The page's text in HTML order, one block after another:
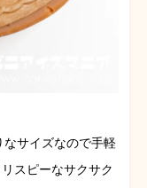
サイズなので手軽
スピーなサクサク